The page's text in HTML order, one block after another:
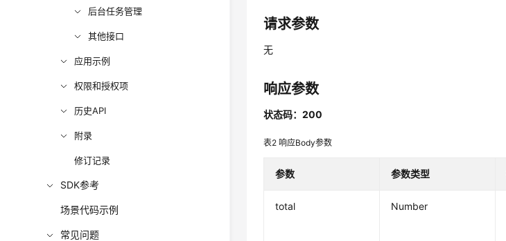
后台任务管理
其他接口
应用示例
权限和授权项
历史API
附录
修订记录
SDK参考
场景代码示例
常见问题
请求参数
无
响应参数
状态码：200
表2响应Body参数
参数 参数类型
total Number